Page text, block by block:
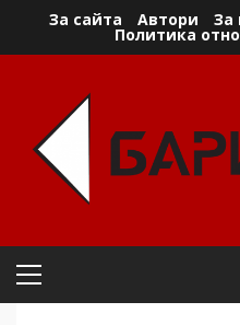
За сайта Автори За
Политика
Primary